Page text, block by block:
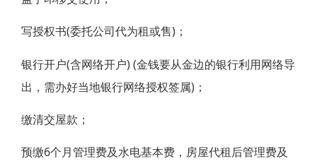
写授权书(委托公司代为租或售)；
银行开户(含网络开户) (金钱要从金边的银行利用网络导
出，需办好当地银行网络授权签属)；
缴清交屋款；
预缴6个月管理费及水电基本费，房屋代租后管理费及